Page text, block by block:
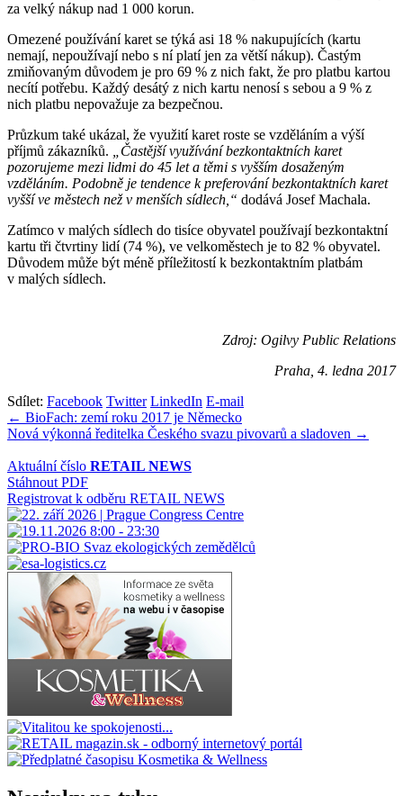
za velký nákup nad 1 000 korun.
Omezené používání karet se týká asi 18 % nakupujících (kartu
nemají, nepoužívají nebo s ní platí jen za větší nákup). Častým
zmiňovaným důvodem je pro 69 % z nich fakt, že pro platbu kartou
necítí potřebu. Každý desátý z nich kartu nenosí s sebou a 9 % z
nich platbu nepovažuje za bezpečnou.
Průzkum také ukázal, že využití karet roste se vzděláním a výší
příjmů zákazníků.
„Častější využívání bezkontaktních karet
pozorujeme mezi lidmi do 45 let a těmi s vyšším dosaženým
vzděláním. Podobně je tendence k preferování bezkontaktních karet
vyšší ve městech než v menších sídlech,“ dodává Josef Machala.
Zatímco v malých sídlech do tisíce obyvatel používají bezkontaktní
kartu tři čtvrtiny lidí (74 %), ve velkoměstech je to 82 % obyvatel.
Důvodem může být méně příležitostí k bezkontaktním platbám
v malých sídlech.
Zdroj: Ogilvy Public Relations
Praha, 4. ledna 2017
Sdílet: Facebook Twitter LinkedIn E-mail
Navigace
pro
příspěvek
← BioFach: zemí roku 2017 je Německo
Nová výkonná ředitelka Českého svazu pivovarů a sladoven →
Aktuální číslo RETAIL NEWS
Stáhnout PDF
Registrovat k odběru RETAIL NEWS